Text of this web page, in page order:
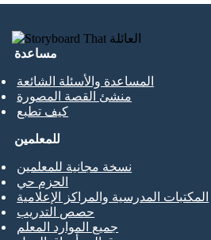
مساعدة
المساعدة والأسئلة الشائعة
منشئ القصة المصورة
كيف تطبع
للمعلمين
نسخة مجانية للمعلمين
الحزم حي
المكتبات المدرسية والمراكز الإعلامية
حصص التدريب
جميع الموارد المعلم